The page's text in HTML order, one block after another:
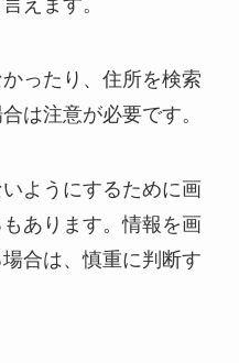
えます。
ったり、住所を検索
は注意が必要です。
ようにするために画
あります。情報を画
合は、慎重に判断す